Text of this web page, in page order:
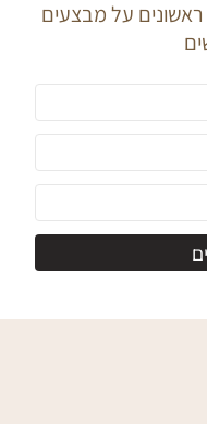
ראשונים על מבצעים